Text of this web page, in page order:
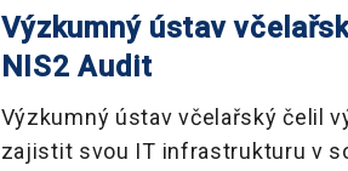
Výzkumný ústav
NIS2 Audit
Výzkumný ústav včelařský čelil
zajistit svou IT infrastrukturu v